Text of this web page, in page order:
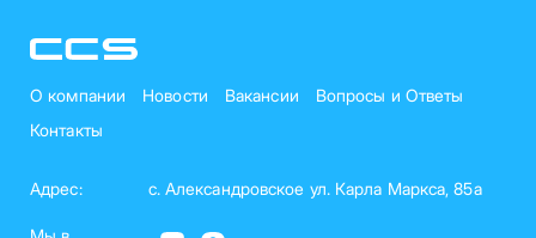
О компании Новости Вакансии
Вопросы и Ответы
Контакты
Адрес: с. Александровское ул. Карла Маркса, 85а